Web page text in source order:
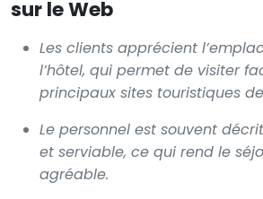
sur le Web
Les clients apprécient
l’hôtel, qui permet de visiter
principaux sites touristiques
Le personnel est souvent
et serviable, ce qui rend le
agréable.